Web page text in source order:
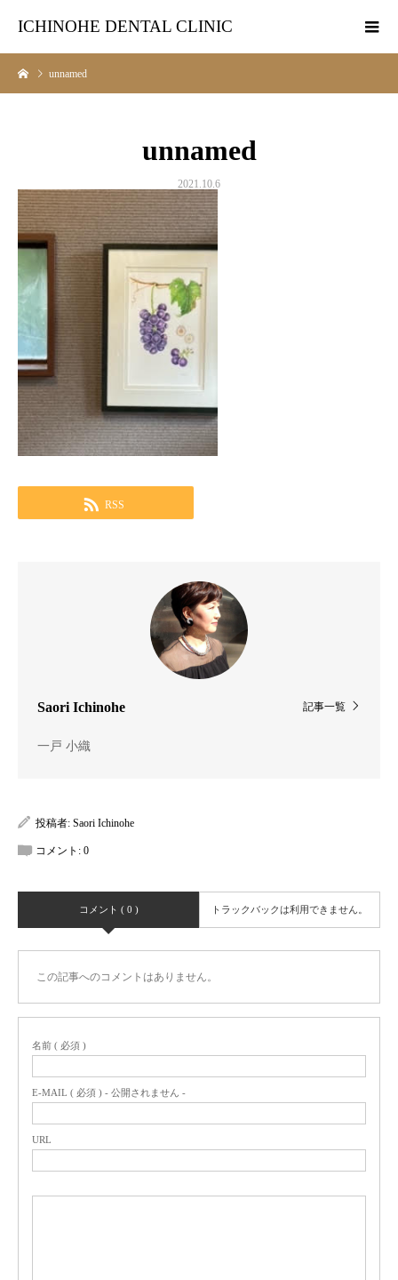
ICHINOHE DENTAL CLINIC
unnamed
unnamed
2021.10.6
RSS
記事一覧
Saori Ichinohe
一戸 小織
投稿者: Saori Ichinohe
コメント: 0
コメント ( 0 ) トラックバックは利用できません。
この記事へのコメントはありません。
名前 ( 必須 )
E-MAIL ( 必須 ) - 公開されません -
URL